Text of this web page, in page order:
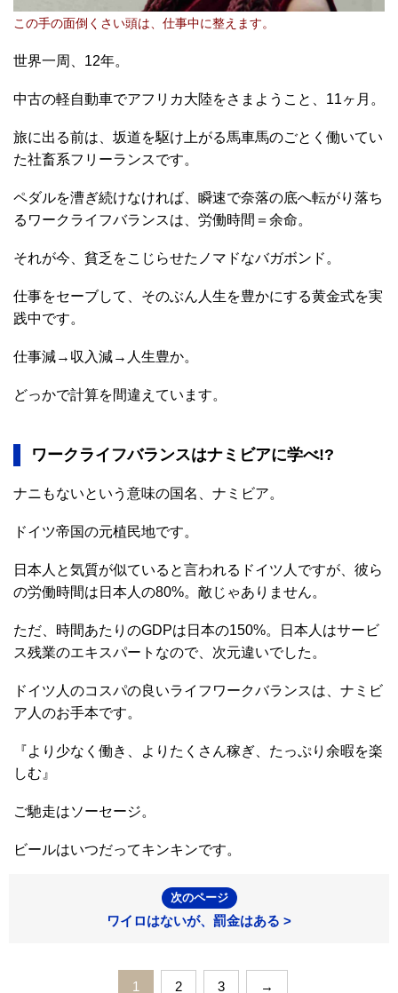
この手の面倒くさい頭は、仕事中に整えます。
世界一周、12年。
中古の軽自動車でアフリカ大陸をさまようこと、11ヶ月。
旅に出る前は、坂道を駆け上がる馬車馬のごとく働いてい
た社畜系フリーランスです。
ペダルを漕ぎ続けなければ、瞬速で奈落の底へ転がり落ち
るワークライフバランスは、労働時間＝余命。
それが今、貧乏をこじらせたノマドなバガボンド。
仕事をセーブして、そのぶん人生を豊かにする黄金式を実
践中です。
仕事減→収入減→人生豊か。
どっかで計算を間違えています。
ワークライフバランスはナミビアに学べ!?
ナニもないという意味の国名、ナミビア。
ドイツ帝国の元植民地です。
日本人と気質が似ていると言われるドイツ人ですが、彼ら
の労働時間は日本人の80%。敵じゃありません。
ただ、時間あたりのGDPは日本の150%。日本人はサービ
ス残業のエキスパートなので、次元違いでした。
ドイツ人のコスパの良いライフワークバランスは、ナミビ
ア人のお手本です。
『より少なく働き、よりたくさん稼ぎ、たっぷり余暇を楽
しむ』
ご馳走はソーセージ。
ビールはいつだってキンキンです。
次のページ
ワイロはないが、罰金はある >
1 2 3 →